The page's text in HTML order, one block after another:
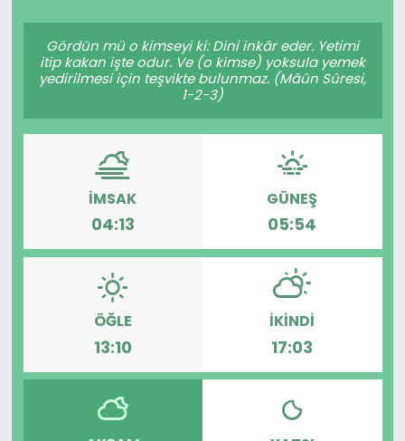
Gördün mü o kimseyi ki: Dini inkâr eder. Yetimi
itip kakan işte odur. Ve (o kimse) yoksula yemek
yedirilmesi için teşvikte bulunmaz. (Mâûn Sûresi,
1-2-3)
İMSAK
04:13
GÜNEŞ
05:54
ÖĞLE
13:10
İKINDI
17:03